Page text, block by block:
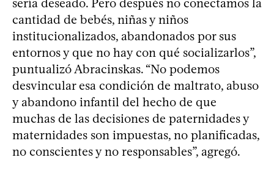
cantidad de bebés, niñas y niños
institucionalizados, abandonados por sus
entornos y que no hay con qué socializarlos”,
puntualizó Abracinskas. “No podemos
desvincular esa condición de maltrato, abuso
y abandono infantil del hecho de que
muchas de las decisiones de paternidades y
maternidades son impuestas, no planificadas,
no conscientes y no responsables”, agregó.